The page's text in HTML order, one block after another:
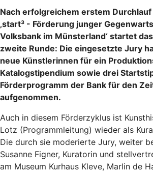
Nach erfolgreichem erstem
‚start³ - Förderung junger
Volksbank im Münsterland‘ startet
zweite Runde: Die eingesetzte Jury
neue Künstlerinnen für ein
Katalogstipendium sowie drei
Förderprogramm der Bank für den
aufgenommen.
Auch in diesem Förderzyklus ist
Lotz (Programmleitung) wieder als
Die durch sie moderierte Jury, weiter
Susanne Figner, Kuratorin und
am Museum Kurhaus Kleve, Marlin de